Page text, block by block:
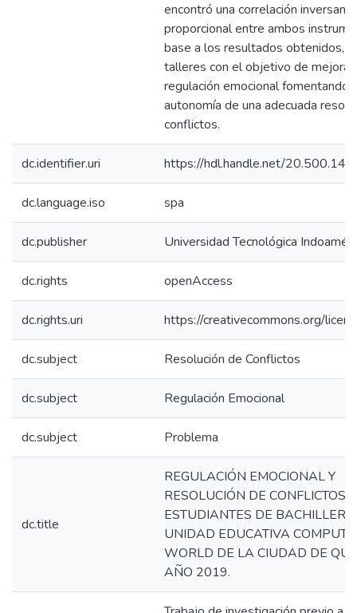
encontró una correlación
proporcional entre ambos
base a los resultados obtenidos,
talleres con el objetivo de mejorar
regulación emocional fomentando
autonomía de una adecuada
conflictos.
dc.identifier.uri https://hdl.handle.net/
dc.language.iso spa
dc.publisher Universidad Tecnológica
dc.rights openAccess
dc.rights.uri https://creativecommons.org/
dc.subject Resolución de Conflictos
dc.subject Regulación Emocional
dc.subject Problema
dc.title
REGULACIÓN EMOCIONAL Y
RESOLUCIÓN DE CONFLICTOS
ESTUDIANTES DE
UNIDAD EDUCATIVA
WORLD DE LA CIUDAD DE
AÑO 2019.